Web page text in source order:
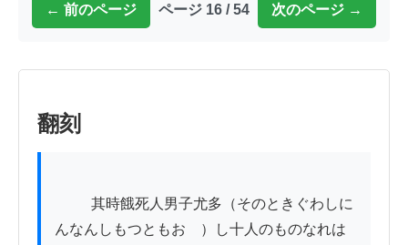
← 前のページ ページ 16 / 54 次のページ →
翻刻
んなんしもつともおゝ）し十人のものなれは